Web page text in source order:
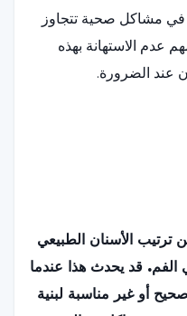
في مشاكل صحية تتجاوز
عدم الاستهانة بهذه
عند الضرورة.
ترتيب الأسنان الطبيعي
الفم. قد يحدث هذا عندما
أو غير مناسبة لبنية